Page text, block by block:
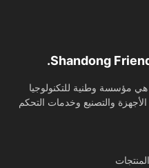
Shandong
وطنية للتكنولوجيا
والتصنيع وخدمات التحكم